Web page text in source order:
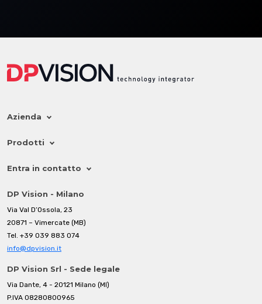
Azienda
Prodotti
Entra in contatto
DP Vision - Milano
Via Val D’Ossola, 23
20871 – Vimercate (MB)
Tel. +39 039 883 074
info@dpvision.it
DP Vision Srl - Sede legale
Via Dante, 4 - 20121 Milano (MI)
P.IVA 08280800965